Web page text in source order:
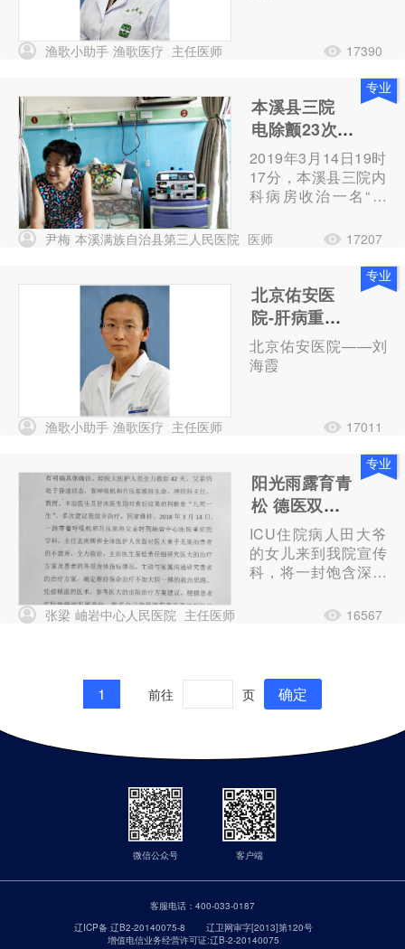
渔歌小助手 渔歌医疗 主任医师 17390
本溪县三院
电除颤23次成
功抢救一名心
脏骤停患者
2019年3月14日19时
17分，本溪县三院内
科病房收治一名“冠
恶性心律失常”的老
年女性患者。
专业
尹梅 本溪满族自治县第三人民医院 医师 17207
北京佑安医
院-肝病重症
医学科-副主
任医师-刘海
北京佑安医院——刘
海霞
专业
渔歌小助手 渔歌医疗 主任医师 17011
阳光雨露育青
松 德医双馨
送春风 ——
记一封感谢信
背后的故事
ICU住院病人田大爷
的女儿来到我院宣传
科，将一封饱含深情
员手中，并激动地讲
专业
张梁 岫岩中心人民医院 主任医师 16567
1 前往 页 确定
微信公众号 客户端
客服电话： 400-033-0187
辽ICP备 辽B2-20140075-8
辽卫网审字[2013]第120号
增值电信业务经营许可证:辽B-2-20140075